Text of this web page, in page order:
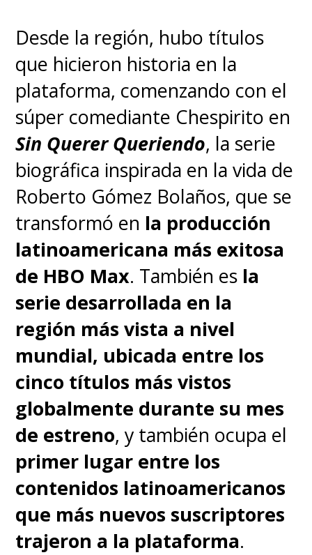
"Trabajar en esa escena con
Pedro es el sueño de todo
actor", recordó Dever en el
detrás de escena oficial,
sincerando que se sintió "muy
cuidada al trabajar con él, a
pesar de la carga emocional
Sobre la adaptación de la escena
para la serie, la actriz sostuvo
que "cobró una vida diferente,
logró un gran impacto,clavó el
puñal un poco más profundo
Desde la región, hubo títulos
que hicieron historia en la
plataforma, comenzando con el
súper comediante Chespirito en
Sin Querer Queriendo, la serie
biográfica inspirada en la vida de
Roberto Gómez Bolaños, que se
transformó en la producción
latinoamericana más exitosa
de HBO Max. También es la
serie desarrollada en la
región más vista a nivel
mundial, ubicada entre los
cinco títulos más vistos
globalmente durante su mes
de estreno, y también ocupa el
primer lugar entre los
contenidos latinoamericanos
que más nuevos suscriptores
trajeron a la plataforma.